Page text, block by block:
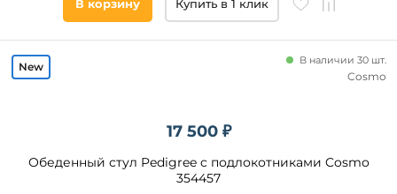
В корзину Купить в 1 клик
17 500 ₽
Обеденный стул Pedigree c подлокотниками Cosmo
354457
В наличии 30 шт.
Cosmo